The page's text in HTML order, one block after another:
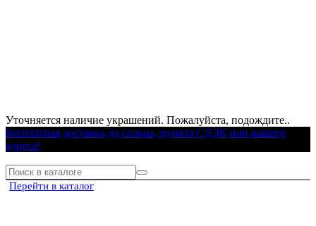
Уточняется наличие украшений. Пожалуйста, подождите..
Бесплатная доставка до салона, пункта СДЭК или вашего
адреса!
Перейти в каталог